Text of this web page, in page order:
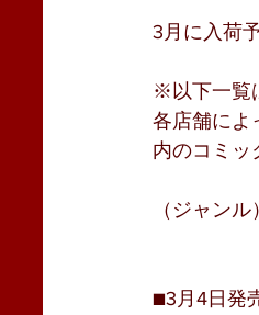
3月に入荷
※以下一覧
各店舗によ
内のコミッ
（ジャン
■3月4日発